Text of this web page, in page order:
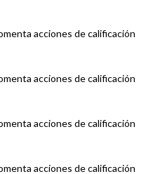
acciones de calificación
acciones de calificación
acciones de calificación
acciones de calificación